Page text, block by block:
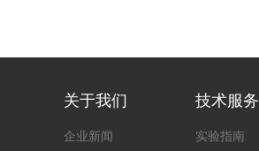
ELIS
关于我们
企业新闻
技术服务
实验指南